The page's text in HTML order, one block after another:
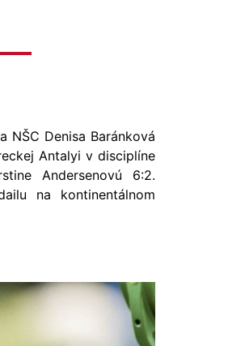
NŠC Denisa Baránková
Antalyi v disciplíne
Andersenovú 6:2.
na kontinentálnom